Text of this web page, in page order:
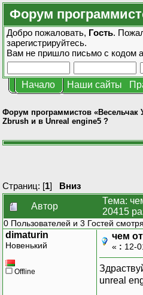
Форум
Добро пожаловать, Гость.
зарегистрируйтесь.
Вам не пришло письмо с кодом
Начало Наши сайты
Форум программистов «Весельчак
Zbrush и в Unreal engine5 ?
Страниц: [1] Вниз
Автор
Тема:
20415
0 Пользователей и 3 Гостей
dimaturin
Новенький
Offline
чем
« : 12-
unreal